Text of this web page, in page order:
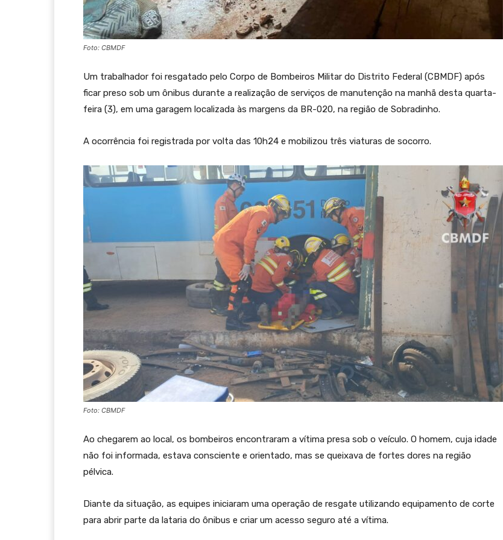
Foto: CBMDF
Um trabalhador foi resgatado pelo Corpo de Bombeiros Militar do Distrito Federal (CBMDF) após
ficar preso sob um ônibus durante a realização de serviços de manutenção na manhã desta quarta-
feira (3), em uma garagem localizada às margens da BR-020, na região de Sobradinho.
A ocorrência foi registrada por volta das 10h24 e mobilizou três viaturas de socorro.
Foto: CBMDF
Ao chegarem ao local, os bombeiros encontraram a vítima presa sob o veículo. O homem, cuja idade
não foi informada, estava consciente e orientado, mas se queixava de fortes dores na região
pélvica.
Diante da situação, as equipes iniciaram uma operação de resgate utilizando equipamento de corte
para abrir parte da lataria do ônibus e criar um acesso seguro até a vítima.